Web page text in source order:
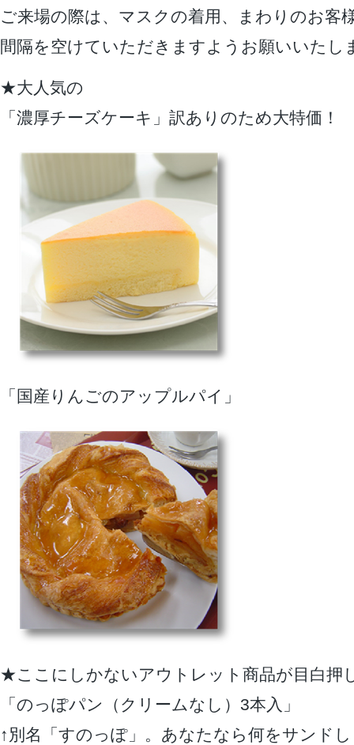
ご来場の際は、マスクの着用、まわりのお客
間隔を空けていただきますようお願いいたし
★大人気の
「濃厚チーズケーキ」訳ありのため大特価！
「国産りんごのアップルパイ」
★ここにしかないアウトレット商品が目白押
「のっぽパン（クリームなし）3本入」
↑別名「すのっぽ」。あなたなら何をサンド